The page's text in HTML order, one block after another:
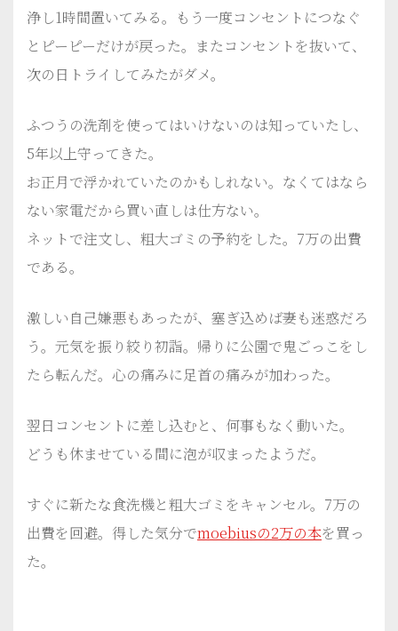
浄し1時間置いてみる。もう一度コンセントにつなぐ
とピーピーだけが戻った。またコンセントを抜いて、
次の日トライしてみたがダメ。
ふつうの洗剤を使ってはいけないのは知っていたし、
5年以上守ってきた。
お正月で浮かれていたのかもしれない。なくてはなら
ない家電だから買い直しは仕方ない。
ネットで注文し、粗大ゴミの予約をした。7万の出費
である。
激しい自己嫌悪もあったが、塞ぎ込めば妻も迷惑だろ
う。元気を振り絞り初詣。帰りに公園で鬼ごっこをし
たら転んだ。心の痛みに足首の痛みが加わった。
翌日コンセントに差し込むと、何事もなく動いた。
どうも休ませている間に泡が収まったようだ。
すぐに新たな食洗機と粗大ゴミをキャンセル。7万の
出費を回避。得した気分でmoebiusの2万の本を買っ
た。